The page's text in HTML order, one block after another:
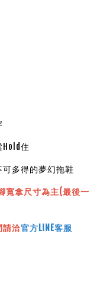
住
多得的夢幻拖鞋
寬拿尺寸為主(最後一
請洽官方LINE客服